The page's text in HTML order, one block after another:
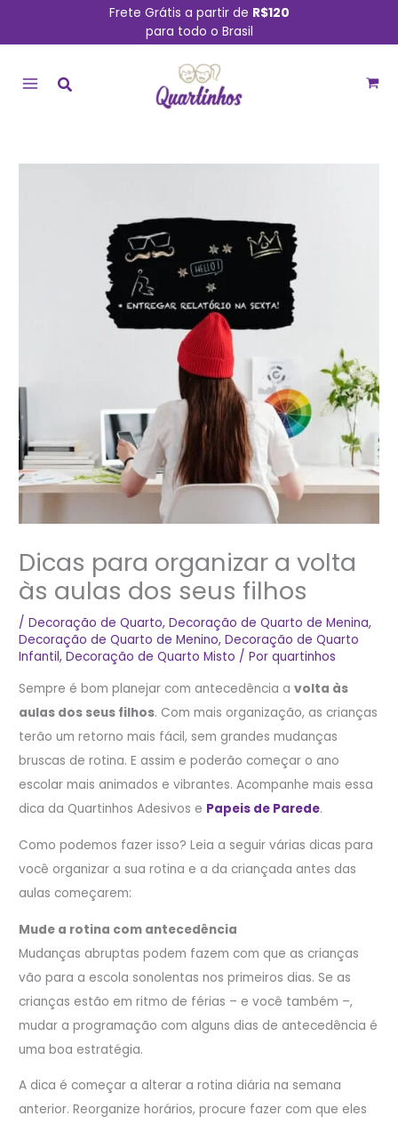
conteúdo
Frete Grátis a partir de R$120
para todo o Brasil
MENU
Dicas para organizar a volta
às aulas dos seus filhos
/Decoração de Quarto,Decoração de Quarto de Menina,
Decoração de Quarto de Menino,Decoração de Quarto
Infantil,Decoração de Quarto Misto / Porquartinhos
Sempre é bom planejar com antecedência avolta às
aulas dos seus filhos. Com mais organização, as crianças
terão um retorno mais fácil, sem grandes mudanças
bruscas de rotina. E assim e poderão começar o ano
escolar mais animados e vibrantes. Acompanhe mais essa
dica da Quartinhos Adesivos e Papeis de Parede.
Como podemos fazer isso? Leia a seguir várias dicas para
você organizar a sua rotina e a da criançada antes das
aulas começarem:
Mude a rotina com antecedência
Mudanças abruptas podem fazem com que as crianças
vão para a escola sonolentas nos primeiros dias. Se as
crianças estão em ritmo de férias – e você também –,
mudar a programação com alguns dias de antecedência é
uma boa estratégia.
A dica é começar a alterar a rotina diária na semana
anterior. Reorganize horários, procure fazer com que eles